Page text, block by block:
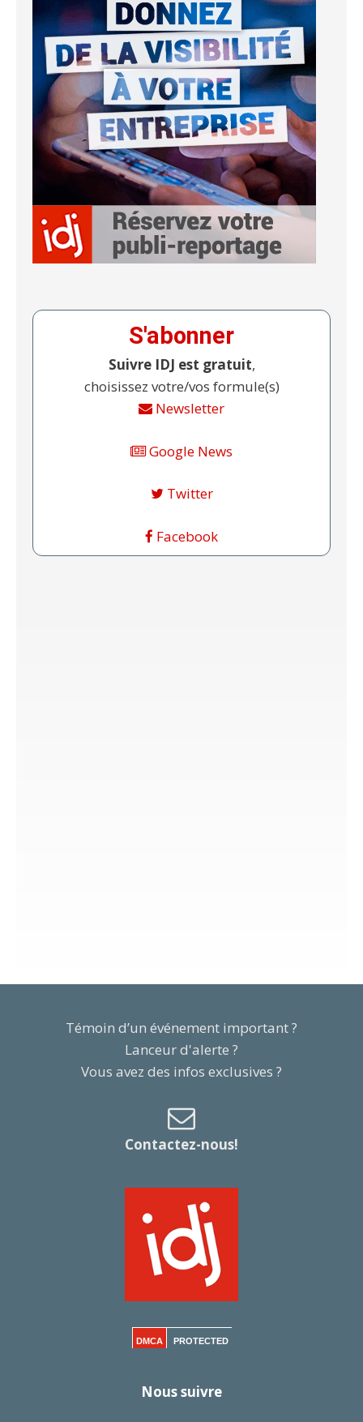
S'abonner
Suivre IDJ est gratuit,
choisissez votre/vos formule(s)
Newsletter
Google News
Twitter
Facebook
Témoin d’un événement important ?
Lanceur d'alerte ?
Vous avez des infos exclusives ?
Contactez-nous!
DMCA PROTECTED
Nous suivre